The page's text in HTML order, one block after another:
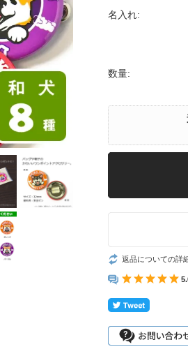
名入れ:
数量:
返品についての詳